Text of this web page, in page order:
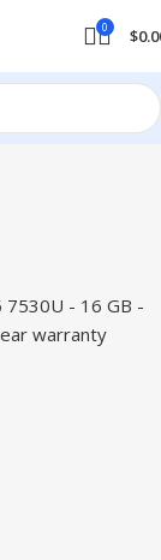
0 $
7530U - 16 GB -
warranty